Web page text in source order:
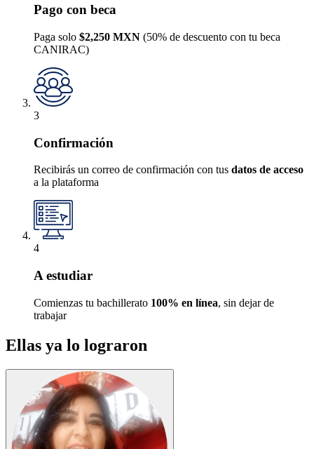
Pago con beca
Paga solo $2,250 MXN (50% de descuento con tu beca
CANIRAC)
3
Confirmación
Recibirás un correo de confirmación con tus datos de acceso
a la plataforma
4
A estudiar
Comienzas tu bachillerato 100% en línea, sin dejar de
trabajar
Ellas ya lo lograron